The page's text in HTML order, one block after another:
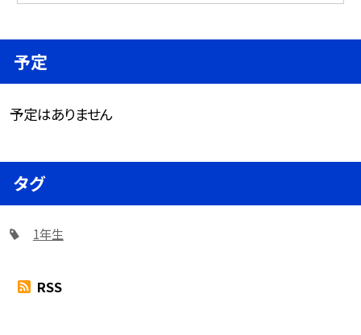
予定
予定はありません
タグ
1年生
RSS